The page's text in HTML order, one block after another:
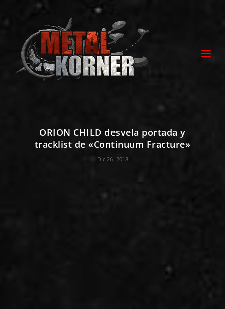
ORION CHILD desvela portada y
tracklist de «Continuum Fracture»
Dic 26, 2018